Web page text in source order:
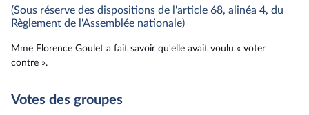
(Sous réserve des dispositions de l'article 68, alinéa 4, du
Règlement de l'Assemblée nationale)
Mme Florence Goulet a fait savoir qu'elle avait voulu « voter
contre ».
Votes des groupes